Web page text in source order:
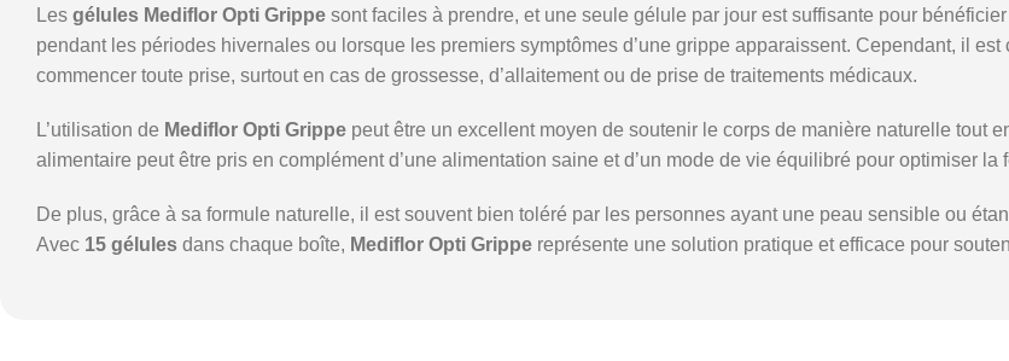
Les gélules Mediflor Opti Grippe sont faciles à prendre, et une seule gélule par jour est suffisante pour
pendant les périodes hivernales ou lorsque les premiers symptômes d’une grippe apparaissent. Cependant, il
commencer toute prise, surtout en cas de grossesse, d’allaitement ou de prise de traitements médicaux.
L’utilisation de Mediflor Opti Grippe peut être un excellent moyen de soutenir le corps de manière naturelle tout
alimentaire peut être pris en complément d’une alimentation saine et d’un mode de vie équilibré pour optimiser
De plus, grâce à sa formule naturelle, il est souvent bien toléré par les personnes ayant une peau sensible ou
Avec 15 gélules dans chaque boîte, Mediflor Opti Grippe représente une solution pratique et efficace pour